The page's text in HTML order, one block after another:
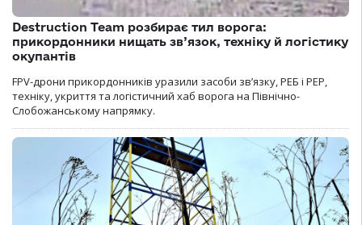
Destruction Team розбирає тил ворога:
прикордонники нищать зв’язок, техніку й логістику
окупантів
FPV-дрони прикордонників уразили засоби зв’язку, РЕБ і РЕР,
техніку, укриття та логістичний хаб ворога на Північно-
Слобожанському напрямку.